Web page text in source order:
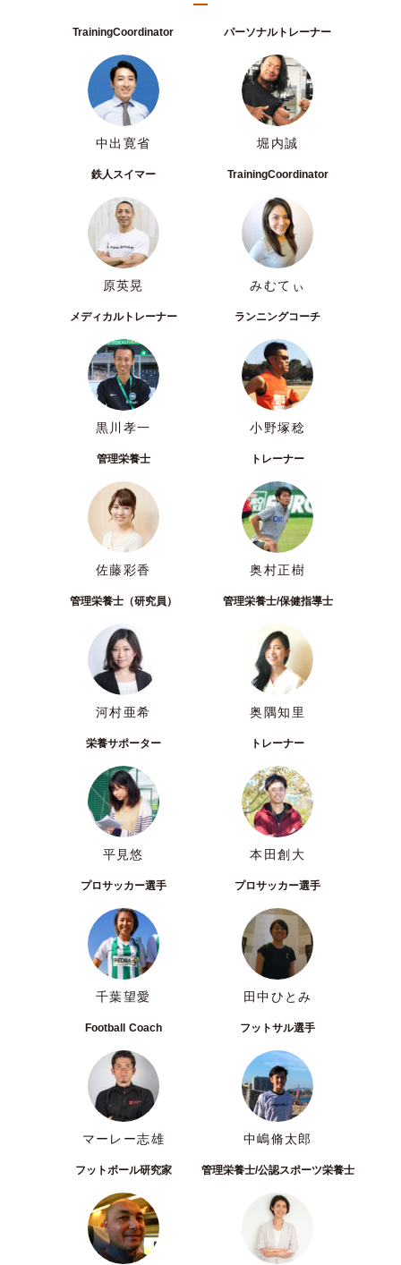
TrainingCoordinator
中出寛省
パーソナルトレーナー
堀内誠
鉄人スイマー
原英晃
TrainingCoordinator
みむてぃ
メディカルトレーナー
黒川孝一
ランニングコーチ
小野塚稔
管理栄養士
佐藤彩香
トレーナー
奥村正樹
管理栄養士（研究員）
河村亜希
管理栄養士/保健指導士
奥隅知里
栄養サポーター
平見悠
トレーナー
本田創大
プロサッカー選手
千葉望愛
プロサッカー選手
田中ひとみ
Football Coach
マーレー志雄
フットサル選手
中嶋脩太郎
フットボール研究家 管理栄養士/公認スポーツ栄養士